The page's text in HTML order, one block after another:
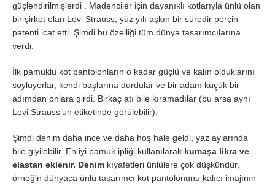
güçlendirilmişlerdi . Madenciler için dayanıklı kotlarıyla ünlü olan
bir şirket olan Levi Strauss, yüz yılı aşkın bir süredir perçin
patenti icat etti. Şimdi bu özelliği tüm dünya tasarımcılarına
verdi.
İlk pamuklu kot pantolonların o kadar güçlü ve kalın olduklarını
söylüyorlar, kendi başlarına durdular ve bir adam küçük bir
adımdan onlara girdi. Birkaç atı bile kıramadılar (bu arsa aynı
Levi Strauss’un etiketinde görülebilir).
Şimdi denim daha ince ve daha hoş hale geldi, yaz aylarında
bile giyilebilir. En iyi pamuk ipliği kullanılarak kumaşa likra ve
elastan eklenir. Denim kıyafetleri ünlülere çok düşkündür,
örneğin dünyaca ünlü tasarımcı kot pantolonunu kalıcı imajının